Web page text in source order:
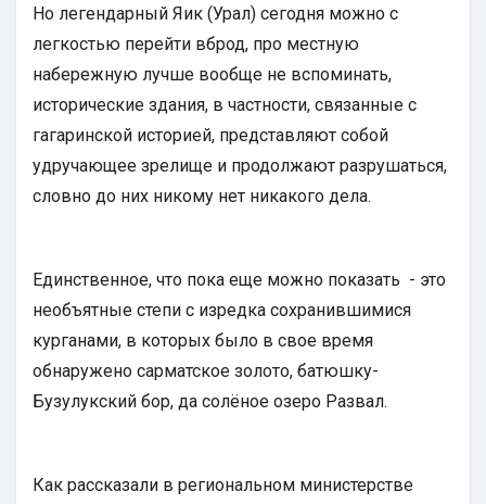
Но легендарный Яик (Урал) сегодня можно с
легкостью перейти вброд, про местную
набережную лучше вообще не вспоминать,
исторические здания, в частности, связанные с
гагаринской историей, представляют собой
удручающее зрелище и продолжают разрушаться,
словно до них никому нет никакого дела.
Единственное, что пока еще можно показать - это
необъятные степи с изредка сохранившимися
курганами, в которых было в свое время
обнаружено сарматское золото, батюшку-
Бузулукский бор, да солёное озеро Развал.
Как рассказали в региональном министерстве